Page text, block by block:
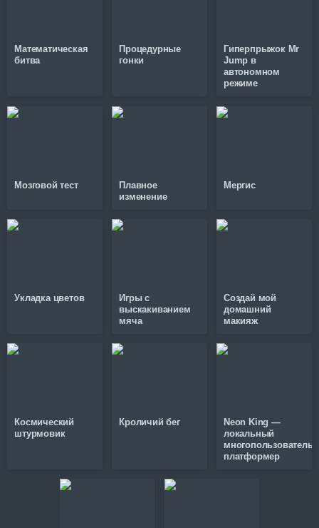
Математическая
битва
Процедурные
гонки
Гиперпрыжок Mr
Jump в
автономном
режиме
Мозговой тест
Плавное
изменение
Мергис
Укладка цветов
Игры с
выскакиванием
мяча
Создай мой
домашний
макияж
Космический
штурмовик
Кроличий бег
Neon King —
локальный
платформер